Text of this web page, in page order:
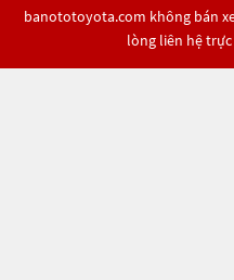
banototoyota.com không bán
lòng liên hệ